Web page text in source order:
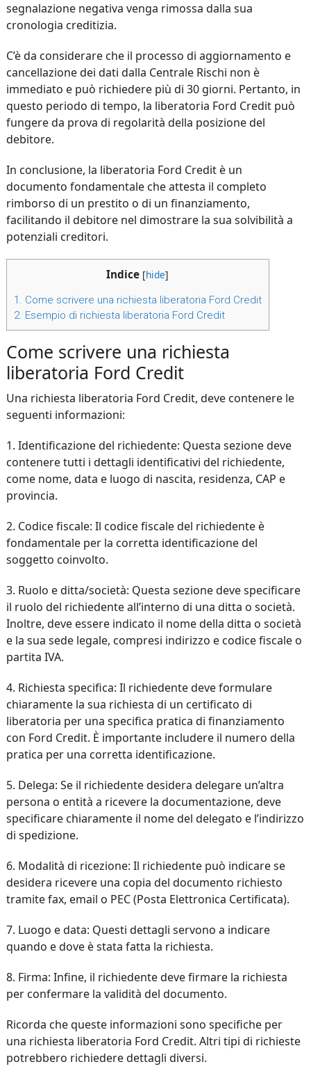
segnalazione negativa venga rimossa dalla sua
cronologia creditizia.
C’è da considerare che il processo di aggiornamento e
cancellazione dei dati dalla Centrale Rischi non è
immediato e può richiedere più di 30 giorni. Pertanto, in
questo periodo di tempo, la liberatoria Ford Credit può
fungere da prova di regolarità della posizione del
debitore.
In conclusione, la liberatoria Ford Credit è un
documento fondamentale che attesta il completo
rimborso di un prestito o di un finanziamento,
facilitando il debitore nel dimostrare la sua solvibilità a
potenziali creditori.
Indice [hide]
1. Come scrivere una richiesta liberatoria Ford Credit
2. Esempio di richiesta liberatoria Ford Credit
Come scrivere una richiesta
liberatoria Ford Credit
Una richiesta liberatoria Ford Credit, deve contenere le
seguenti informazioni:
1. Identificazione del richiedente: Questa sezione deve
contenere tutti i dettagli identificativi del richiedente,
come nome, data e luogo di nascita, residenza, CAP e
provincia.
2. Codice fiscale: Il codice fiscale del richiedente è
fondamentale per la corretta identificazione del
soggetto coinvolto.
3. Ruolo e ditta/società: Questa sezione deve specificare
il ruolo del richiedente all’interno di una ditta o società.
Inoltre, deve essere indicato il nome della ditta o società
e la sua sede legale, compresi indirizzo e codice fiscale o
partita IVA.
4. Richiesta specifica: Il richiedente deve formulare
chiaramente la sua richiesta di un certificato di
liberatoria per una specifica pratica di finanziamento
con Ford Credit. È importante includere il numero della
pratica per una corretta identificazione.
5. Delega: Se il richiedente desidera delegare un’altra
persona o entità a ricevere la documentazione, deve
specificare chiaramente il nome del delegato e l’indirizzo
di spedizione.
6. Modalità di ricezione: Il richiedente può indicare se
desidera ricevere una copia del documento richiesto
tramite fax, email o PEC (Posta Elettronica Certificata).
7. Luogo e data: Questi dettagli servono a indicare
quando e dove è stata fatta la richiesta.
8. Firma: Infine, il richiedente deve firmare la richiesta
per confermare la validità del documento.
Ricorda che queste informazioni sono specifiche per
una richiesta liberatoria Ford Credit. Altri tipi di richieste
potrebbero richiedere dettagli diversi.